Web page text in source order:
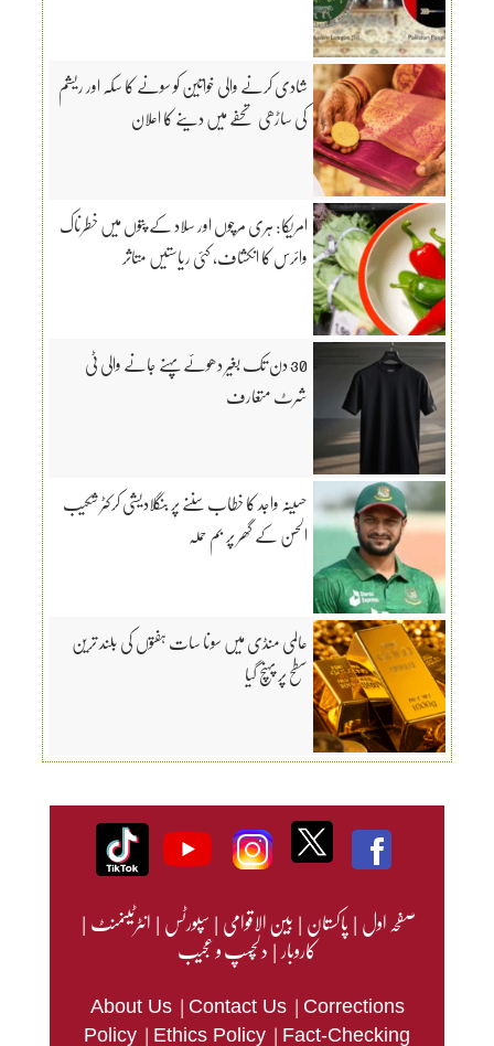
شادی کرنے والی خواتین کو سونے کا سکہ اور ریشم
کی ساڑھی تحفے میں دینے کا اعلان
امریکا: ہری مرچوں اور سلاد کے پتوں میں خطرناک
وائرس کا انکشاف، کئی ریاستیں متاثر
30 دن تک بغیر دھوئے پہنے جانے والی ٹی
شرٹ متعارف
حسینہ واجد کا خطاب سننے پر بنگلادیشی کرکٹر شکیب
الحسن کے گھر پر بم حملہ
عالمی منڈی میں سونا سات ہفتوں کی بلند ترین
سطح پر پہنچ گیا
صفحہ اول|پاکستان|بین الاقوامی|سپورٹس|انٹرٹینمنٹ|
کاروبار|دلچسپ و عجیب
About Us | Contact Us | Corrections
Policy | Ethics Policy | Fact-Checking